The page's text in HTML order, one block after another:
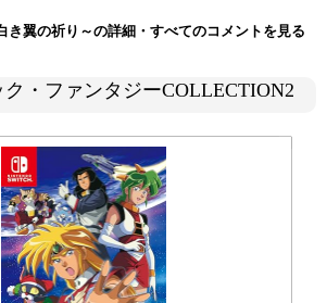
き翼の祈り～の詳細・すべてのコメントを見る
ク・ファンタジーCOLLECTION2